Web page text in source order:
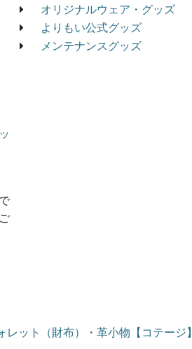
オリジナルウェア・グッズ
よりもい公式グッズ
メンテナンスグッズ
レット（財布）・革小物【コテージ】